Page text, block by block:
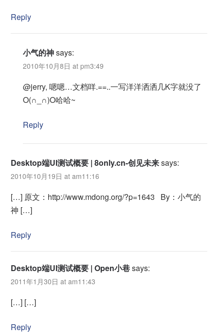
Reply
小气的神says:
2010年10月8日 at pm3:49
@jerry, 嗯嗯…文档咩.==..一写洋洋洒洒几K字就没了
O(∩_∩)O哈哈~
Reply
Desktop端UI测试概要 | 8only.cn-创见未来says:
2010年10月19日 at am11:16
[…] 原文：http://www.mdong.org/?p=1643 By：小气的
神 […]
Reply
Desktop端UI测试概要 | Open小巷says:
2011年1月30日 at am11:43
[…] […]
Reply